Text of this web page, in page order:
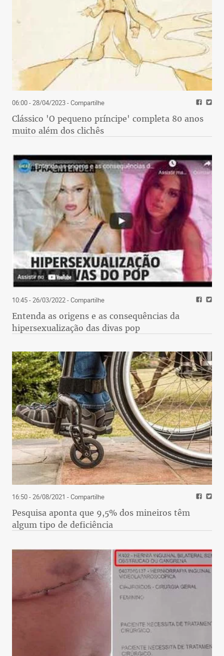
06:00 - 28/04/2023- Compartilhe
Clássico 'O pequeno príncipe' completa 80 anos
muito além dos clichês
10:45 - 26/03/2022- Compartilhe
Entenda as origens e as consequências da
hipersexualização das divas pop
16:50 - 26/08/2021 - Compartilhe
Pesquisa aponta que 9,5% dos mineiros têm
algum tipo de deficiência